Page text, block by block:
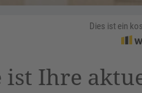
Dies ist ein
ist Ihre